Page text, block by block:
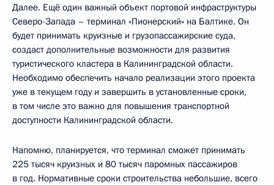
Далее. Ещё один важный объект портовой инфраструктуры
Северо-Запада – терминал «Пионерский» на Балтике. Он
будет принимать круизные и грузопассажирские суда,
создаст дополнительные возможности для развития
туристического кластера в Калининградской области.
Необходимо обеспечить начало реализации этого проекта
уже в текущем году и завершить в установленные сроки,
в том числе это важно для повышения транспортной
доступности Калининградской области.
Напомню, планируется, что терминал сможет принимать
225 тысяч круизных и 80 тысяч паромных пассажиров
в год. Нормативные сроки строительства небольшие, всего